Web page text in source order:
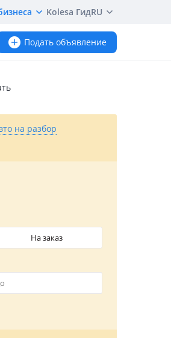
Kolesa ГидRU
Подать объявление
на разбор
На заказ